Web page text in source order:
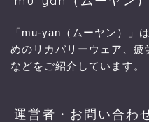
「mu-yan（ムーヤン）」
めのリカバリーウェア、
などをご紹介しています。
運営者・お問い合わ